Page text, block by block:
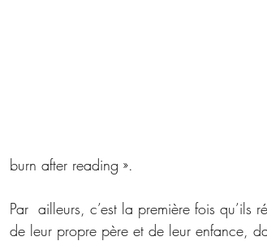
burn after reading ».
Par  ailleurs, c’est la première fois
de leur propre père et de leur enfance,